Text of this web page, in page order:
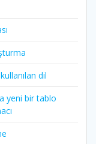
dil
yeni bir tablo